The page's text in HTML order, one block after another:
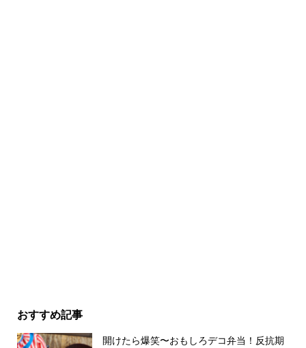
おすすめ記事
開けたら爆笑〜おもしろデコ弁当！反抗期